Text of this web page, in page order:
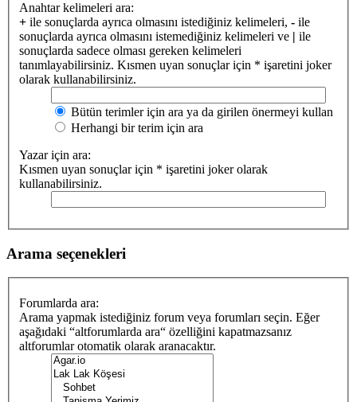
Anahtar kelimeleri ara:
+ ile sonuçlarda ayrıca olmasını istediğiniz kelimeleri, - ile
sonuçlarda ayrıca olmasını istemediğiniz kelimeleri ve | ile
sonuçlarda sadece olması gereken kelimeleri
tanımlayabilirsiniz. Kısmen uyan sonuçlar için * işaretini joker
olarak kullanabilirsiniz.
Bütün terimler için ara ya da girilen önermeyi kullan
Herhangi bir terim için ara
Yazar için ara:
Kısmen uyan sonuçlar için * işaretini joker olarak
kullanabilirsiniz.
Arama seçenekleri
Forumlarda ara:
Arama yapmak istediğiniz forum veya forumları seçin. Eğer
aşağıdaki “altforumlarda ara“ özelliğini kapatmazsanız
altforumlar otomatik olarak aranacaktır.